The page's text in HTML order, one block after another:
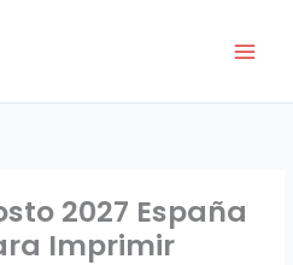
2027 España
Imprimir